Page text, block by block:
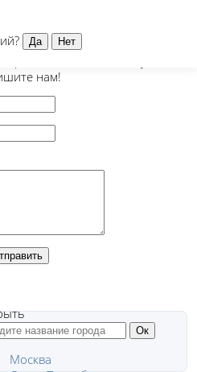
или нашли ошибку?
нам!
Москва